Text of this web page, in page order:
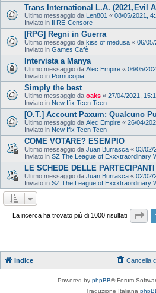
Trans International L.A. (2021,Evil
Ultimo messaggio da Len801 « 08/05/2021,
Inviato in Il RE-Censore
[RPG] Regni in Guerra
Ultimo messaggio da kiss of medusa « 06/
Inviato in Games Cafè
Intervista a Manya
Ultimo messaggio da Alec Empire « 06/05/
Inviato in Pornucopia
Simply the best
Ultimo messaggio da oaks « 27/04/2021,
Inviato in New Ifix Tcen Tcen
[O.T.] Account Paxum: Qualcuno
Ultimo messaggio da Alec Empire « 26/04/
Inviato in New Ifix Tcen Tcen
COME VOTARE? ESEMPIO
Ultimo messaggio da Juan Burrasca « 03/02/
Inviato in SZ The League of Exxxtraordinary
LE SCHEDE DELLE PARTECIPANTI
Ultimo messaggio da Juan Burrasca « 02/02/
Inviato in SZ The League of Exxxtraordinary
La ricerca ha trovato più di 1000 risultati
Indice Cancella
Powered by phpBB® Forum
Traduzione Italiana